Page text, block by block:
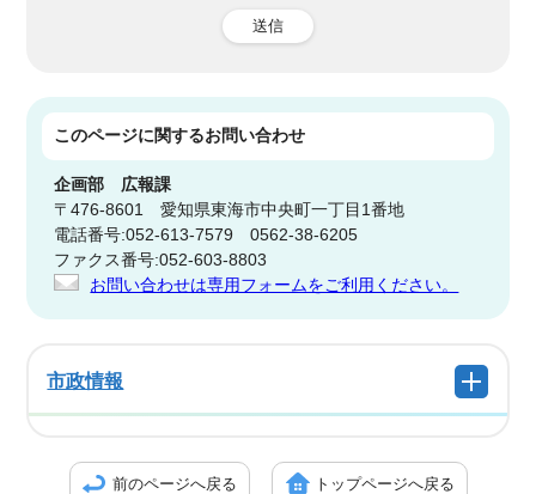
送信
このページに関するお問い合わせ
企画部 広報課
〒476-8601 愛知県東海市中央町一丁目1番地
電話番号:052-613-7579 0562-38-6205
ファクス番号:052-603-8803
お問い合わせは専用フォームをご利用ください。
市政情報
前のページへ戻る トップページへ戻る